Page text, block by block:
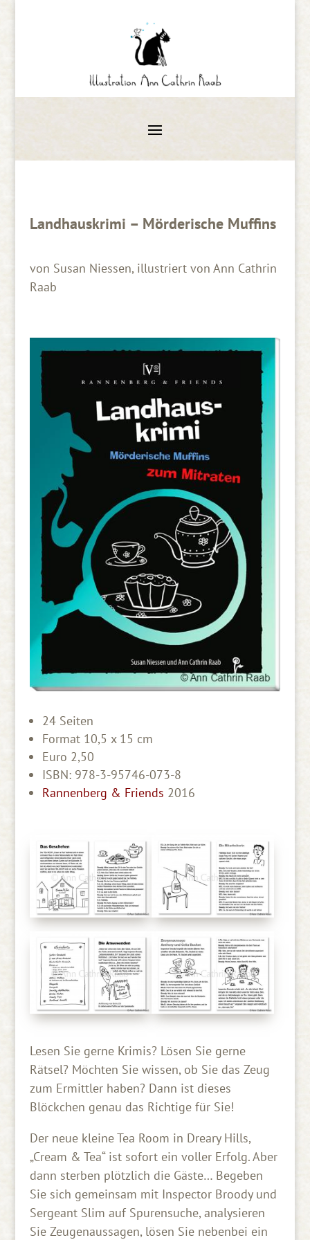
Landhauskrimi – Mörderische Muffins
von Susan Niessen, illustriert von Ann Cathrin
Raab
24 Seiten
Format 10,5 x 15 cm
Euro 2,50
ISBN: 978-3-95746-073-8
Rannenberg & Friends 2016
Lesen Sie gerne Krimis? Lösen Sie gerne
Rätsel? Möchten Sie wissen, ob Sie das Zeug
zum Ermittler haben? Dann ist dieses
Blöckchen genau das Richtige für Sie!
Der neue kleine Tea Room in Dreary Hills,
„Cream & Tea“ ist sofort ein voller Erfolg. Aber
dann sterben plötzlich die Gäste… Begeben
Sie sich gemeinsam mit Inspector Broody und
Sergeant Slim auf Spurensuche, analysieren
Sie Zeugenaussagen, lösen Sie nebenbei ein